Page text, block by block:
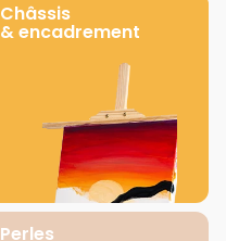
Châssis
& encadrement
Perles